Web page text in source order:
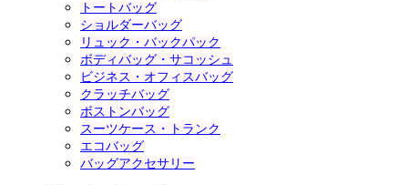
トートバッグ
ショルダーバッグ
リュック・バックパック
ボディバッグ・サコッシュ
ビジネス・オフィスバッグ
クラッチバッグ
ボストンバッグ
スーツケース・トランク
エコバッグ
バッグアクセサリー